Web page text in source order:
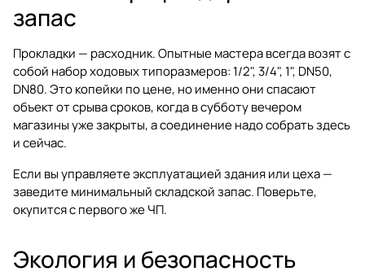
запас
Прокладки — расходник. Опытные мастера всегда возят с
собой набор ходовых типоразмеров: 1/2", 3/4", 1", DN50,
DN80. Это копейки по цене, но именно они спасают
объект от срыва сроков, когда в субботу вечером
магазины уже закрыты, а соединение надо собрать здесь
и сейчас.
Если вы управляете эксплуатацией здания или цеха —
заведите минимальный складской запас. Поверьте,
окупится с первого же ЧП.
Экология и безопасность